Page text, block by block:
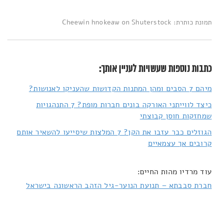
תמונת כותרת: Cheewin hnokeaw on Shuterstock
כתבות נוספות שעשויות לעניין אותך:
מיהם 7 הסבים ומהן המתנות הקדושות שהעניקו לאנושות?
כיצד לווייתני האורקה בונים חברות מופת? 7 התנהגויות
שמחזקות חוסן קבוצתי
הגוזלים כבר עזבו את הקן? 7 המלצות שיסייעו להשאיר אותם
קרובים אך עצמאיים
עוד מרדיו מהות החיים:
חברת סבבתא – תנועת הנוער-גיל הזהב הראשונה בישראל